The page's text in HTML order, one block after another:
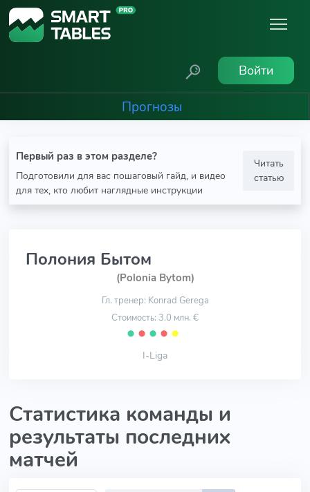
Войти
Прогнозы
Первый раз в этом разделе?
Подготовили для вас пошаговый гайд, и видео
для тех, кто любит наглядные инструкции
Читать
статью
Полония Бытом
(Polonia Bytom)
Гл. тренер: Konrad Gerega
Стоимость: 3.0 млн. €
⬤ ⬤ ⬤ ⬤ ⬤
I-Liga
Статистика команды и
результаты последних
матчей